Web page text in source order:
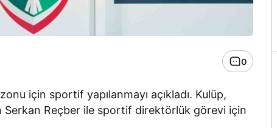
0
için sportif yapılanmayı açıkladı. Kulüp,
Reçber ile sportif direktörlük görevi için